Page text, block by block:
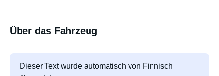
Über das Fahrzeug
Dieser Text wurde automatisch von Finnisch